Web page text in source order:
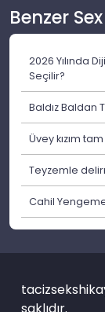
Benzer
2026 Yılında
Seçilir?
Baldız Baldan
Üvey kızım
Teyzemle
Cahil
saklıdır.